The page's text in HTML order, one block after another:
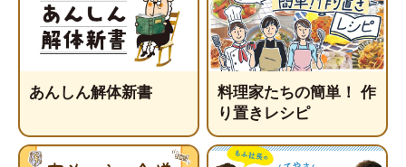
あんしん解体新書
料理家たちの簡単！ 作
り置きレシピ